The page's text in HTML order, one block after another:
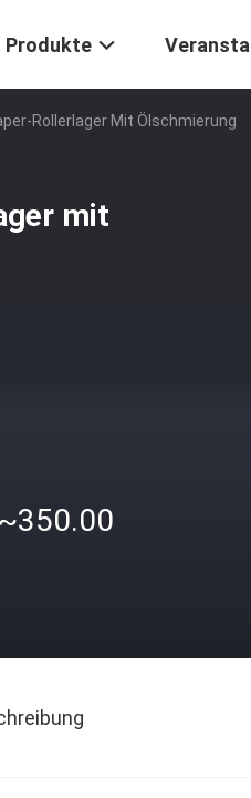
Produkte
Rollerlager Mit Ölschmierung
mit